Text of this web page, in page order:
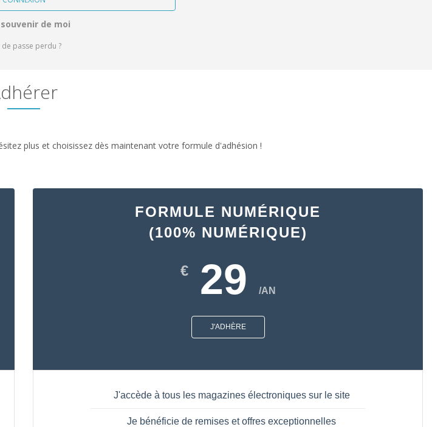
de moi
de passe perdu ?
plus et choisissez dès maintenant votre formule d'adhésion !
FORMULE NUMÉRIQUE
(100% NUMÉRIQUE)
€29 /AN
J'ADHÈRE
J'accède à tous les magazines électroniques sur le site
Je bénéficie de remises et offres exceptionnelles